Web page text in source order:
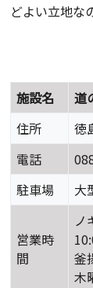
どよい立地な
施設名
道
住所
徳
電話
駐車場
大
営業時
間
ノ
釜
木